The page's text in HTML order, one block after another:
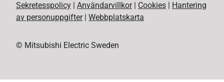
Sekretesspolicy | Användarvillkor | Cookies | Hantering
av personuppgifter | Webbplatskarta
© Mitsubishi Electric Sweden